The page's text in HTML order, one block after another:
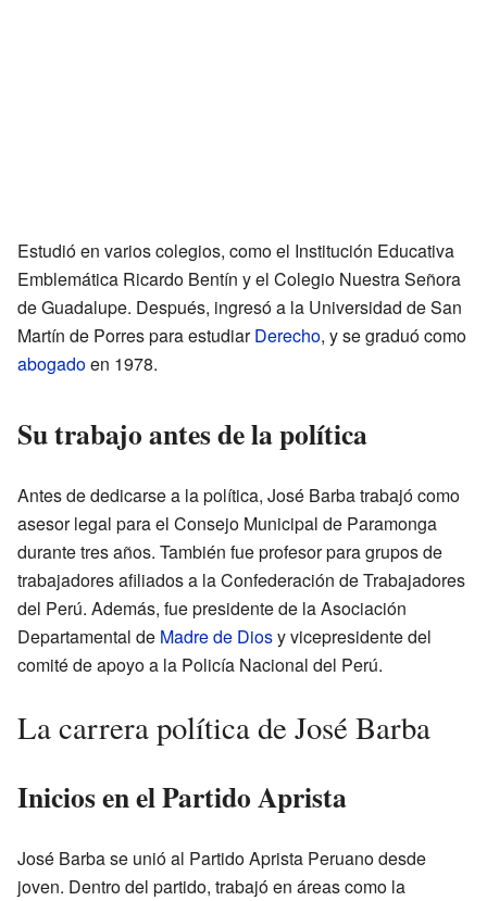
Estudió en varios colegios, como el Institución Educativa
Emblemática Ricardo Bentín y el Colegio Nuestra Señora
de Guadalupe. Después, ingresó a la Universidad de San
Martín de Porres para estudiarDerecho, y se graduó como
abogadoen 1978.
Su trabajo antes de la política
Antes de dedicarse a la política, José Barba trabajó como
asesor legal para el Consejo Municipal de Paramonga
durante tres años. También fue profesor para grupos de
trabajadores afiliados a la Confederación de Trabajadores
del Perú. Además, fue presidente de la Asociación
Departamental de Madre de Diosy vicepresidente del
comité de apoyo a la Policía Nacional del Perú.
La carrera política de José Barba
Inicios en el Partido Aprista
José Barba se unió al Partido Aprista Peruano desde
joven. Dentro del partido, trabajó en áreas como la